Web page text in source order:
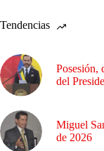
Tendencias
Posesión,
del
Miguel
de 2026